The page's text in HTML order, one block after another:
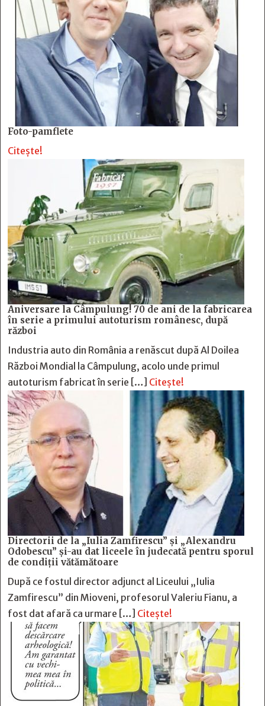
Foto-pamflete
Citește!
Aniversare la Câmpulung! 70 de ani de la fabricarea
în serie a primului autoturism românesc, după
război
Industria auto din România a renăscut după Al Doilea
Război Mondial la Câmpulung, acolo unde primul
autoturism fabricat în serie […] Citește!
Directorii de la „Iulia Zamfirescu” și „Alexandru
Odobescu” și-au dat liceele în judecată pentru sporul
de condiții vătămătoare
După ce fostul director adjunct al Liceului „Iulia
Zamfirescu” din Mioveni, profesorul Valeriu Fianu, a
fost dat afară ca urmare […] Citește!